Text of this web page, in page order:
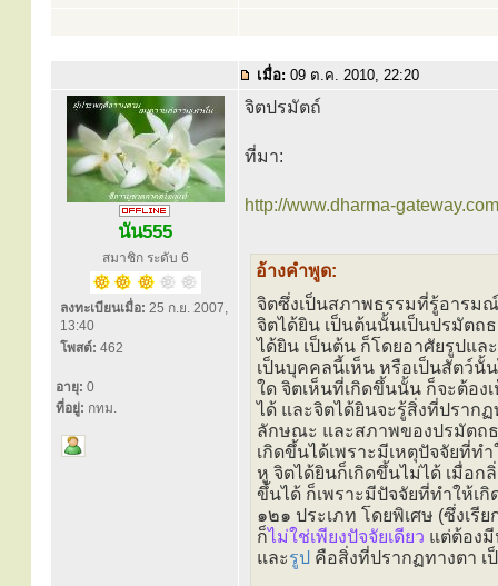
เมื่อ: 09 ต.ค. 2010, 22:20
นัน555
สมาชิก ระดับ 6
ลงทะเบียนเมื่อ: 25 ก.ย. 2007,
13:40
โพสต์: 462
อายุ: 0
ที่อยู่: กทม.
จิตปรมัตถ์
ที่มา:
http://www.dharma-
อ้างคำพูด:
จิตซึ่งเป็นสภาพธรรมที่รู้อารม
จิตได้ยิน เป็นต้นนั้นเป็นปรมัตถ
ได้ยิน เป็นต้น ก็โดยอาศัยรูปแ
เป็นบุคคลนี้เห็น หรือเป็นสัตว์นั้
ใด จิตเห็นที่เกิดขึ้นนั้น ก็จะต้อง
ได้ และจิตได้ยินจะรู้สิ่งที่ปราก
ลักษณะ และสภาพของปรมัตถ
เกิดขึ้นได้เพราะมีเหตุปัจจัยที่ท
หู จิตได้ยินก็เกิดขึ้นไม่ได้ เมื่อก
ขึ้นได้ ก็เพราะมีปัจจัยที่ทำให้เ
๑๒๑ ประเภท โดยพิเศษ (ซึ่งเรี
ก็ไม่ใช่เพียงปัจจัยเดียว แต่ต้อง
และรูป คือสิ่งที่ปรากฏทางตา เ